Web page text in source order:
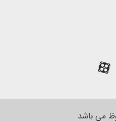
می باشد